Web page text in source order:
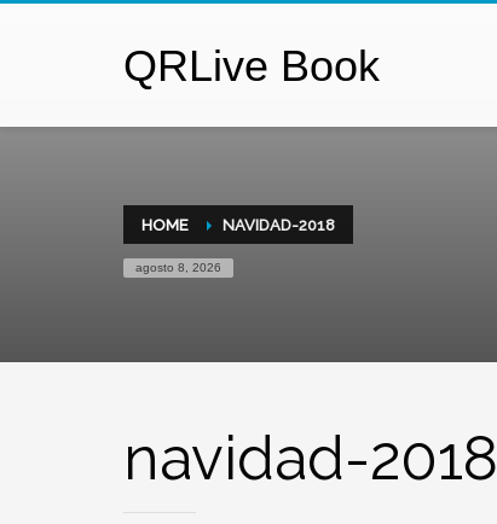
QRLive Book
HOME NAVIDAD-2018
agosto 8, 2026
navidad-2018